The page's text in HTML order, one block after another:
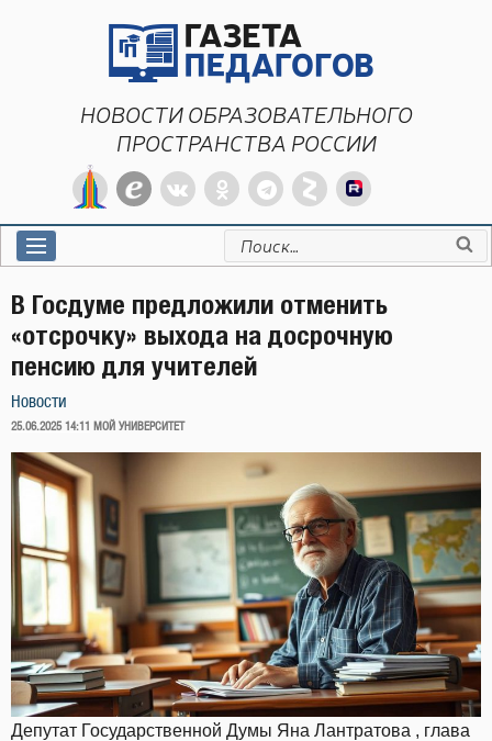
НОВОСТИ ОБРАЗОВАТЕЛЬНОГО
ПРОСТРАНСТВА РОССИИ
Искать:
В Госдуме предложили отменить
«отсрочку» выхода на досрочную
пенсию для учителей
Новости
ОПУБЛИКОВАНО
25.06.2025 14:11 МОЙ УНИВЕРСИТЕТ
Депутат Государственной Думы Яна Лантратова , глава